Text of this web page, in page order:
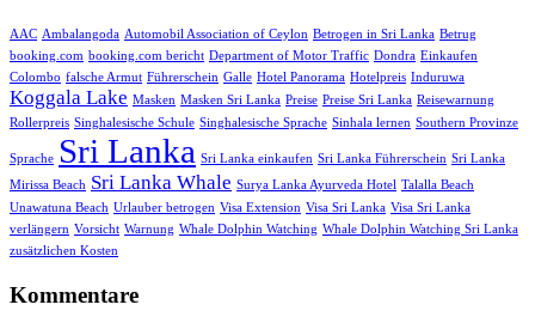
AAC Ambalangoda Automobil Association of Ceylon Betrogen in Sri Lanka Betrug
booking.com booking.com bericht Department of Motor Traffic Dondra Einkaufen
Colombo falsche Armut Führerschein Galle Hotel Panorama Hotelpreis Induruwa
Koggala Lake Masken Masken Sri Lanka Preise Preise Sri Lanka Reisewarnung
Rollerpreis Singhalesische Schule Singhalesische Sprache Sinhala lernen Southern Provinze
Sprache Sri Lanka Sri Lanka einkaufen Sri Lanka Führerschein Sri Lanka
Mirissa Beach Sri Lanka Whale Surya Lanka Ayurveda Hotel Talalla Beach
Unawatuna Beach Urlauber betrogen Visa Extension Visa Sri Lanka Visa Sri Lanka
verlängern Vorsicht Warnung Whale Dolphin Watching Whale Dolphin Watching Sri Lanka
zusätzlichen Kosten
Kommentare